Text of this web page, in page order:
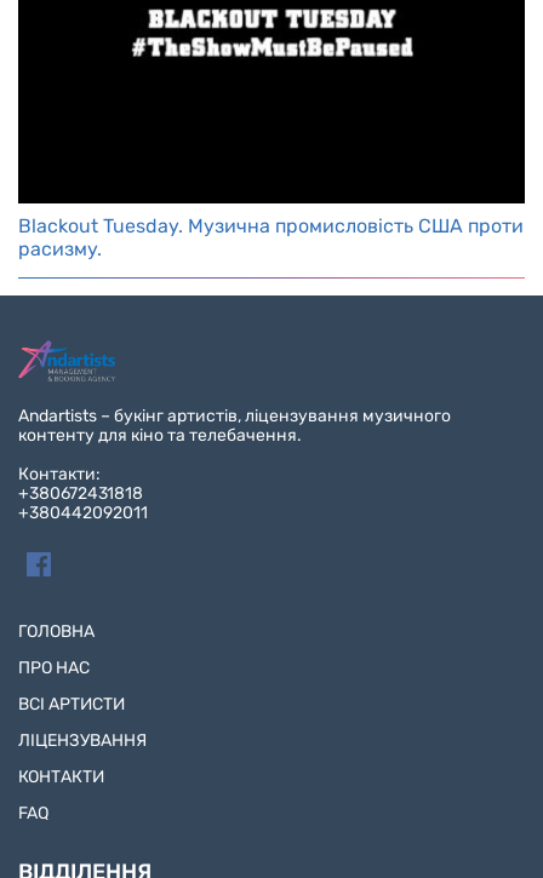
Blackout Tuesday. Музична промисловість США проти
расизму.
Andartists – букінг артистів, ліцензування музичного
контенту для кіно та телебачення.
Контакти:
+380672431818
+380442092011
ГОЛОВНА
ПРО НАС
ВСІ АРТИСТИ
ЛІЦЕНЗУВАННЯ
КОНТАКТИ
FAQ
ВІДДІЛЕННЯ